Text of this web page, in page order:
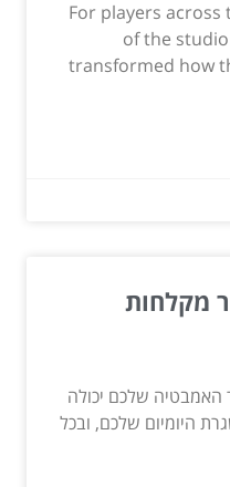
For players across
of the
transformed how
מקלחות
שלכם יכולה
היומיום שלכם, ובכל